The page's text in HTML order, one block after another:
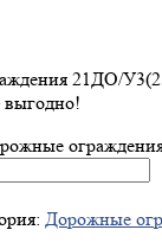
21ДО/
выгодно!
Дорожные